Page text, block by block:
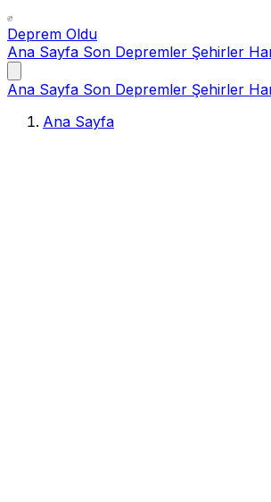
Deprem Oldu
Ana Sayfa Son Depremler Şehirler
Ana Sayfa Son Depremler Şehirler
Ana Sayfa